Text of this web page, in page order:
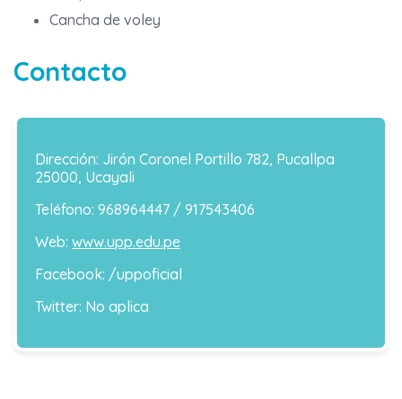
Cancha de voley
Contacto
Dirección: Jirón Coronel Portillo 782, Pucallpa
25000, Ucayali
Teléfono: 968964447 / 917543406
Web: www.upp.edu.pe
Facebook: /uppoficial
Twitter: No aplica